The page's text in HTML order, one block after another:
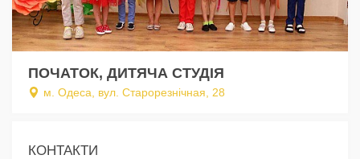
ПОЧАТОК, ДИТЯЧА СТУДІЯ
м. Одеса, вул. Старорезнічная, 28
КОНТАКТИ